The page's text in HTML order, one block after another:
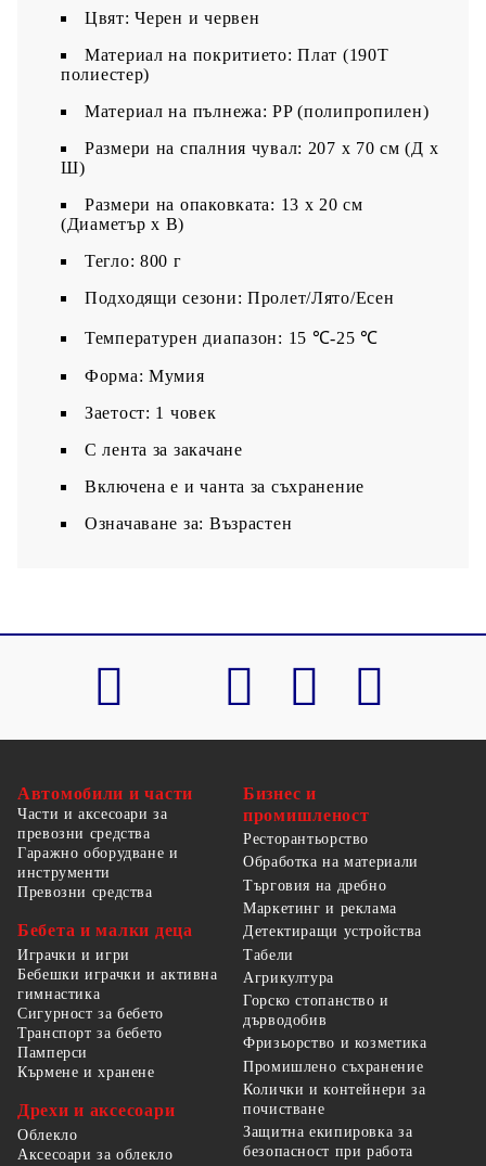
Цвят: Черен и червен
Материал на покритието: Плат (190T
полиестер)
Материал на пълнежа: PP (полипропилен)
Размери на спалния чувал: 207 x 70 см (Д x
Ш)
Размери на опаковката: 13 x 20 см
(Диаметър x В)
Тегло: 800 г
Подходящи сезони: Пролет/Лято/Есен
Температурен диапазон: 15 ℃-25 ℃
Форма: Мумия
Заетост: 1 човек
С лента за закачане
Включена е и чанта за съхранение
Означаване за: Възрастен
Автомобили и части
Части и аксесоари за
превозни средства
Гаражно оборудване и
инструменти
Превозни средства
Бебета и малки деца
Играчки и игри
Бебешки играчки и активна
гимнастика
Сигурност за бебето
Транспорт за бебето
Памперси
Кърмене и хранене
Дрехи и аксесоари
Облекло
Аксесоари за облекло
Бизнес и
промишленост
Ресторантьорство
Обработка на материали
Търговия на дребно
Маркетинг и реклама
Детектиращи устройства
Табели
Агрикултура
Горско стопанство и
дърводобив
Фризьорство и козметика
Промишлено съхранение
Колички и контейнери за
почистване
Защитна екипировка за
безопасност при работа